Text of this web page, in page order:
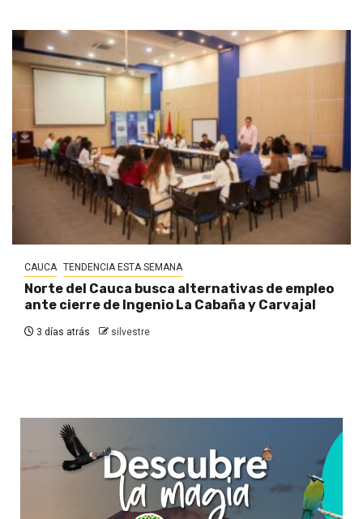
CAUCA TENDENCIA ESTA SEMANA
Norte del Cauca busca alternativas de empleo
ante cierre de Ingenio La Cabaña y Carvajal
3 días atrás silvestre